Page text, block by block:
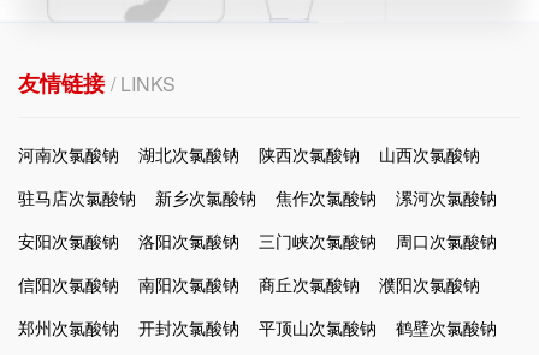
友情链接/ LINKS
河南次氯酸钠 湖北次氯酸钠 陕西次氯酸钠
山西次氯酸钠
驻马店次氯酸钠
新乡次氯酸钠 焦作次氯酸钠
漯河次氯酸钠
安阳次氯酸钠
洛阳次氯酸钠 三门峡次氯酸钠
周口次氯酸钠
信阳次氯酸钠
南阳次氯酸钠 商丘次氯酸钠
濮阳次氯酸钠
郑州次氯酸钠
开封次氯酸钠 平顶山次氯酸钠
鹤壁次氯酸钠